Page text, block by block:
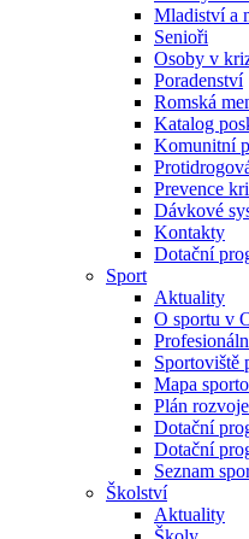
Mladiství a
Senioři
Osoby v
Poradenství
Romská
Katalog
Komunitní
Prevence
Dávkové
Kontakty
Dotační
Sport
Aktuality
O sportu v
Sportoviště
Mapa
Plán
Dotační
Dotační
Seznam
Školství
Aktuality